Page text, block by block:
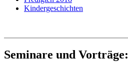
Kindergeschichten
Seminare und Vorträge: